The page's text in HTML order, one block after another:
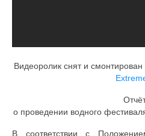
Видеоролик снят и смонтирован
о проведении водного
В соответствии с